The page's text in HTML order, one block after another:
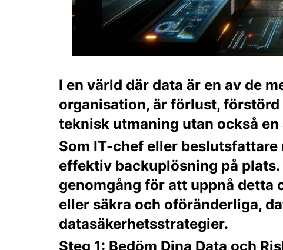
I en värld där data är en av de
organisation, är förlust,
teknisk utmaning utan också
Som IT-chef eller
effektiv backuplösning på
genomgång för att uppnå detta
eller säkra och oföränderliga,
datasäkerhetsstrategier.
Steg 1: Bedöm Dina Data och